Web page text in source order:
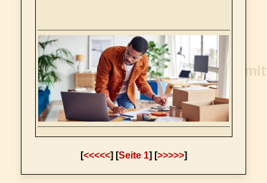
[<<<<<] [Seite 1] [>>>>>]